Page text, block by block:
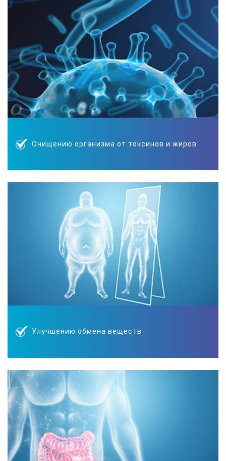
Очищению организма от токсинов и жиров
Улучшению обмена веществ